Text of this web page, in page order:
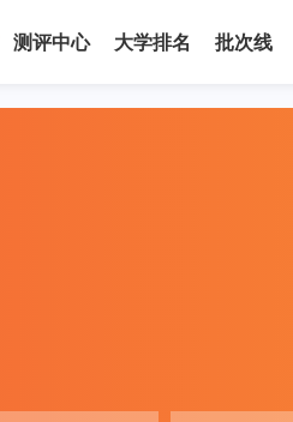
测评中心 大学排名 批次线